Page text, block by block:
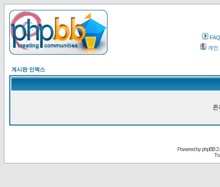
FAQ
개인
게시판 인덱스
존
Powered byphpBB